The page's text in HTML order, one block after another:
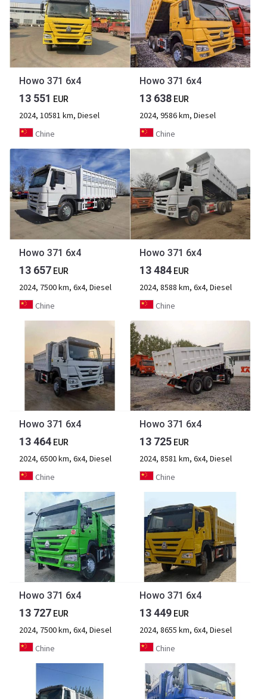
Howo 371 6x4
13 551 EUR
2024, 10581 km, Diesel
Chine
Howo 371 6x4
13 638 EUR
2024, 9586 km, Diesel
Chine
Howo 371 6x4
13 657 EUR
2024, 7500 km, 6x4, Diesel
Chine
Howo 371 6x4
13 484 EUR
2024, 8588 km, 6x4, Diesel
Chine
Howo 371 6x4
13 464 EUR
2024, 6500 km, 6x4, Diesel
Chine
Howo 371 6x4
13 725 EUR
2024, 8581 km, 6x4, Diesel
Chine
Howo 371 6x4
13 727 EUR
2024, 7500 km, 6x4, Diesel
Chine
Howo 371 6x4
13 449 EUR
2024, 8655 km, 6x4, Diesel
Chine